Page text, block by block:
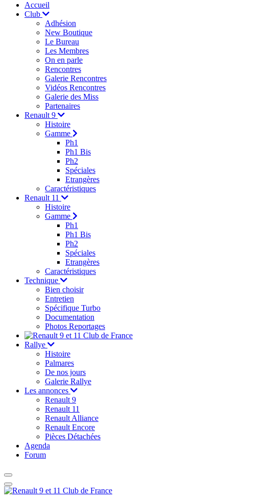
Accueil
Club
Adhésion
New Boutique
Le Bureau
Les Membres
On en parle
Rencontres
Galerie Rencontres
Vidéos Rencontres
Galerie des Miss
Partenaires
Renault 9
Histoire
Gamme
Ph1
Ph1 Bis
Ph2
Spéciales
Etrangères
Caractéristiques
Renault 11
Histoire
Gamme
Ph1
Ph1 Bis
Ph2
Spéciales
Etrangères
Caractéristiques
Technique
Bien choisir
Entretien
Spécifique Turbo
Documentation
Photos Reportages
Rallye
Histoire
Palmares
De nos jours
Galerie Rallye
Les annonces
Renault 9
Renault 11
Renault Alliance
Renault Encore
Pièces Détachées
Agenda
Forum